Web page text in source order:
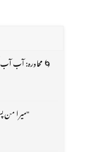
🌀 محاورہ: آب آب
"میرا من